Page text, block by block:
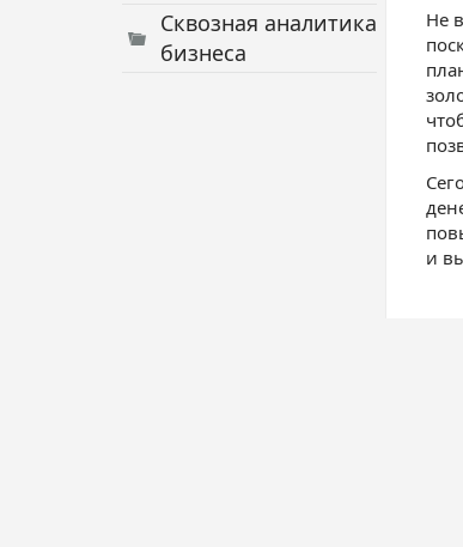
Сквозная аналитика
бизнеса
Не
и